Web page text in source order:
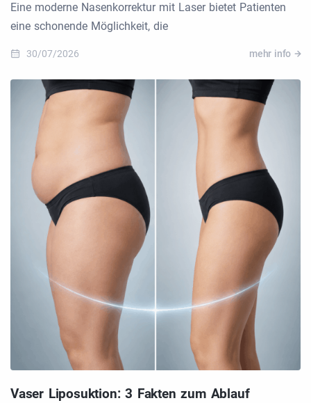
Eine moderne Nasenkorrektur mit Laser bietet Patienten
eine schonende Möglichkeit, die
30/07/2026 mehr info
Vaser Liposuktion: 3 Fakten zum Ablauf